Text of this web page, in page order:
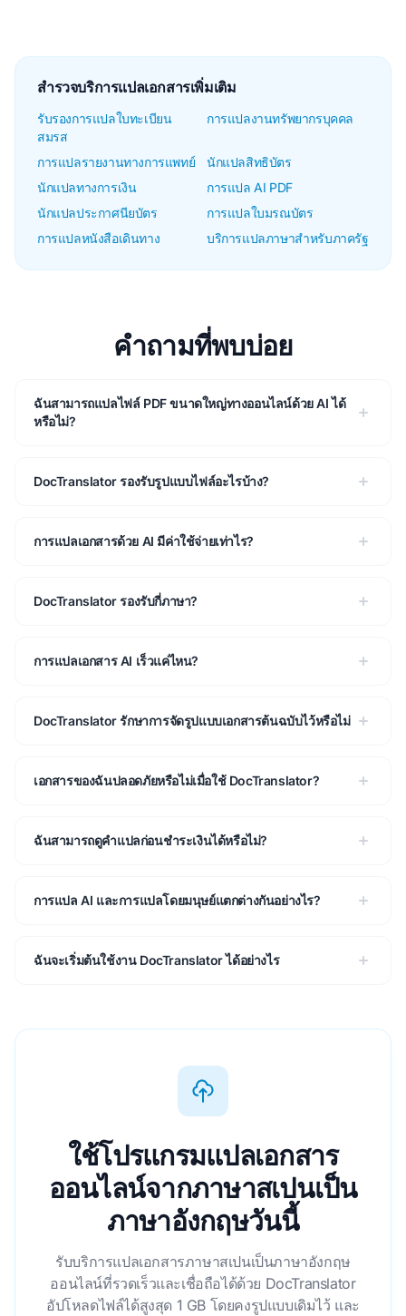
สำรวจบริการแปลเอกสารเพิ่มเติม
รับรองการแปลใบทะเบียน
สมรส
การแปลงานทรัพยากรบุคคล
การแปลรายงานทางการแพทย์
นักแปลสิทธิบัตร
นักแปลทางการเงิน
การแปล AI PDF
นักแปลประกาศนียบัตร
การแปลใบมรณบัตร
การแปลหนังสือเดินทาง
บริการแปลภาษาสำหรับภาครัฐ
คำถามที่พบบ่อย
ฉันสามารถแปลไฟล์ PDF ขนาดใหญ่ทางออนไลน์ด้วย AI ได้
หรือไม่?
DocTranslator รองรับรูปแบบไฟล์อะไรบ้าง?
การแปลเอกสารด้วย AI มีค่าใช้จ่ายเท่าไร?
DocTranslator รองรับกี่ภาษา?
การแปลเอกสาร AI เร็วแค่ไหน?
DocTranslator รักษาการจัดรูปแบบเอกสารต้นฉบับไว้หรือไม่
เอกสารของฉันปลอดภัยหรือไม่เมื่อใช้ DocTranslator?
ฉันสามารถดูคำแปลก่อนชำระเงินได้หรือไม่?
การแปล AI และการแปลโดยมนุษย์แตกต่างกันอย่างไร?
ฉันจะเริ่มต้นใช้งาน DocTranslator ได้อย่างไร
ใช้โปรแกรมแปลเอกสาร
ออนไลน์จากภาษาสเปนเป็น
ภาษาอังกฤษวันนี้
รับบริการแปลเอกสารภาษาสเปนเป็นภาษาอังกฤษ
ออนไลน์ที่รวดเร็วและเชื่อถือได้ด้วย DocTranslator
อัปโหลดไฟล์ได้สูงสุด 1 GB โดยคงรูปแบบเดิมไว้ และ